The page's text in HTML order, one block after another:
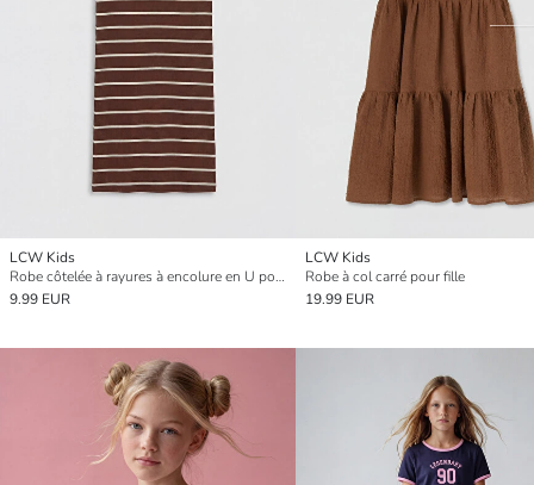
LCW Kids
Robe côtelée à rayures à encolure en U pour fille
9.99 EUR
LCW Kids
Robe à col carré pour fille
19.99 EUR